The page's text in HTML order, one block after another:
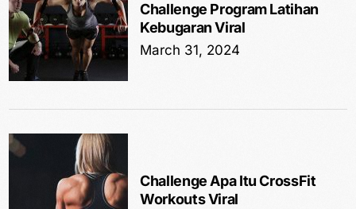
Challenge Program Latihan
Kebugaran Viral
March 31, 2024
Challenge Apa Itu CrossFit
Workouts Viral